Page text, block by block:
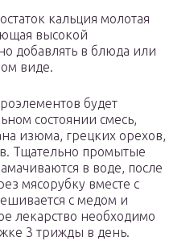
кальция молотая
высокой
добавлять в блюда или
виде.
будет
состоянии смесь,
изюма, грецких орехов,
Тщательно промытые
в воде, после
мясорубку вместе с
с медом и
лекарство необходимо
3 трижды в день.